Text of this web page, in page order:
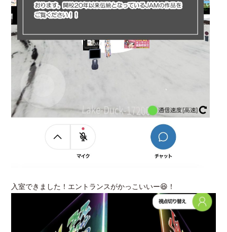
入室できました！エントランスがかっこいいー😆！